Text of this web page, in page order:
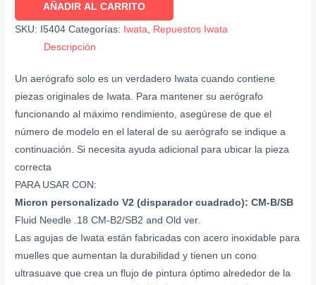
AÑADIR AL CARRITO
SKU: I5404 Categorías: Iwata
Repuestos Iwata
Descripción
Un aerógrafo solo es un verdadero Iwata cuando contiene
piezas originales de Iwata. Para mantener su aerógrafo
funcionando al máximo rendimiento, asegúrese de que el
número de modelo en el lateral de su aerógrafo se indique a
continuación. Si necesita ayuda adicional para ubicar la pieza
correcta
PARA USAR CON:
Micron personalizado V2 (disparador cuadrado): CM-B/SB
Fluid Needle .18 CM-B2/SB2 and Old ver.
Las agujas de Iwata están fabricadas con acero inoxidable para
muelles que aumentan la durabilidad y tienen un cono
ultrasuave que crea un flujo de pintura óptimo alrededor de la